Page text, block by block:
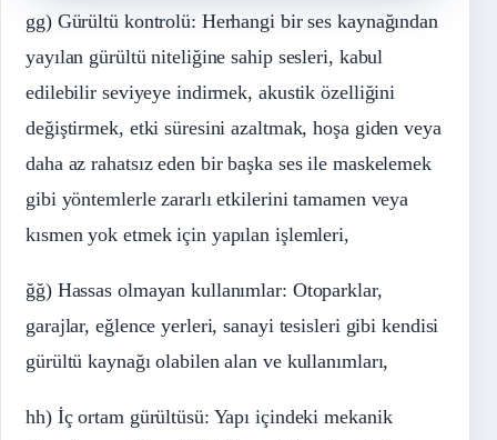
gg) Gürültü kontrolü: Herhangi bir ses kaynağından
yayılan gürültü niteliğine sahip sesleri, kabul
edilebilir seviyeye indirmek, akustik özelliğini
değiştirmek, etki süresini azaltmak, hoşa giden veya
daha az rahatsız eden bir başka ses ile maskelemek
gibi yöntemlerle zararlı etkilerini tamamen veya
kısmen yok etmek için yapılan işlemleri,
ğğ) Hassas olmayan kullanımlar: Otoparklar,
garajlar, eğlence yerleri, sanayi tesisleri gibi kendisi
gürültü kaynağı olabilen alan ve kullanımları,
hh) İç ortam gürültüsü: Yapı içindeki mekanik